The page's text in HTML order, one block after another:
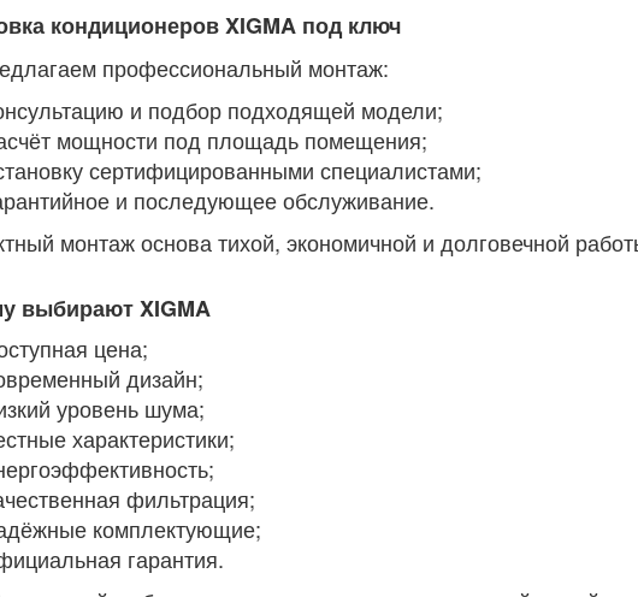
кондиционеров XIGMA под ключ
профессиональный монтаж:
и подбор подходящей модели;
мощности под площадь помещения;
сертифицированными специалистами;
и последующее обслуживание.
монтаж основа тихой, экономичной и долговечной
выбирают XIGMA
цена;
дизайн;
уровень шума;
характеристики;
фильтрация;
комплектующие;
гарантия.